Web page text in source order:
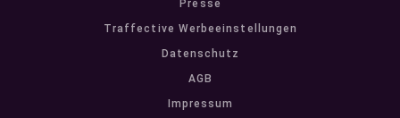
Presse
Traffective Werbeeinstellungen
Datenschutz
AGB
Impressum